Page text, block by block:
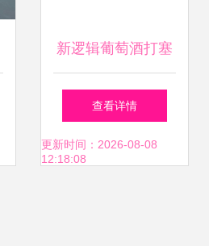
新逻辑葡萄酒打塞
机与玻璃仪器销售
技术与品质的双重
查看详情
更新时间：2026-08-08
12:18:08